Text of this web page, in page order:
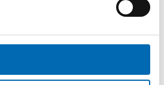
Baustelle und WerkstattHinweis
zur Befestigung auf dem